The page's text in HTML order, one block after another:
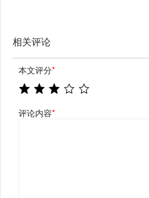
相关评论
本文评分*
评论内容*